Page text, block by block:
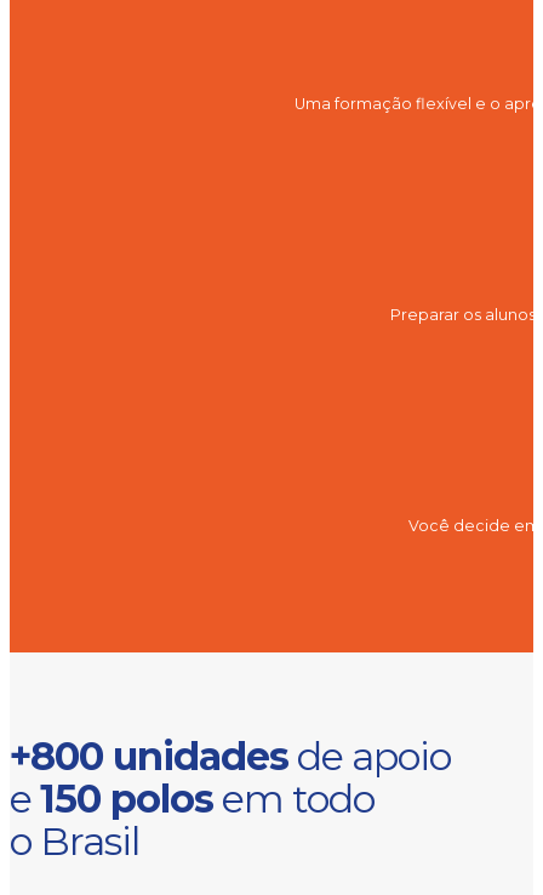
Uma formação flexível e o
Preparar os
Você decide em
+800 unidades de apoio
e150 polos em todo
o Brasil